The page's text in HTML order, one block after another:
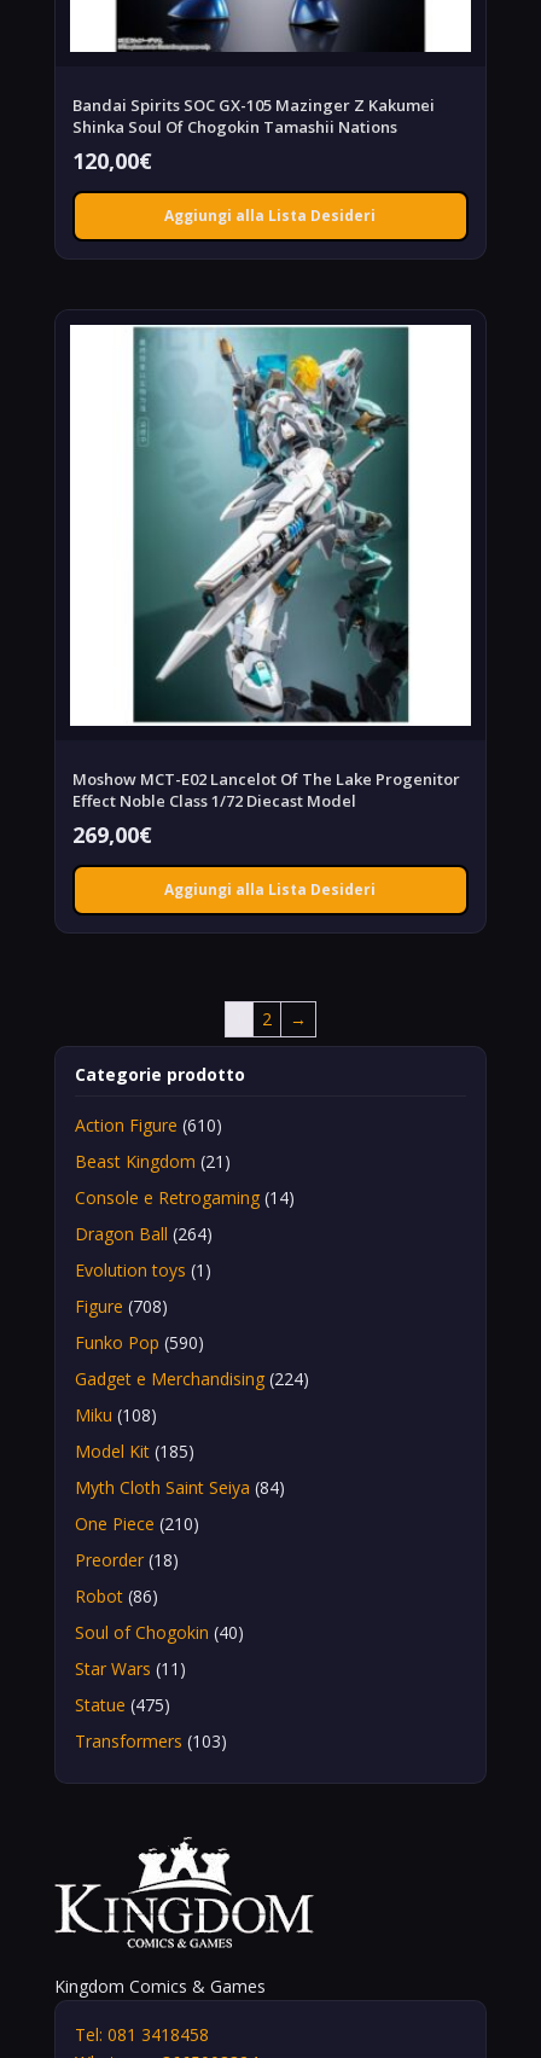
Bandai Spirits SOC GX-105 Mazinger Z Kakumei
Shinka Soul Of Chogokin Tamashii Nations
120,00€
Aggiungi alla Lista Desideri
Moshow MCT-E02 Lancelot Of The Lake Progenitor
Effect Noble Class 1/72 Diecast Model
269,00€
Aggiungi alla Lista Desideri
2 →
Categorie prodotto
Action Figure (610)
Beast Kingdom (21)
Console e Retrogaming (14)
Dragon Ball (264)
Evolution toys (1)
Figure (708)
Funko Pop (590)
Gadget e Merchandising (224)
Miku (108)
Model Kit (185)
Myth Cloth Saint Seiya (84)
One Piece (210)
Preorder (18)
Robot (86)
Soul of Chogokin (40)
Star Wars (11)
Statue (475)
Transformers (103)
Kingdom Comics & Games
Tel: 081 3418458